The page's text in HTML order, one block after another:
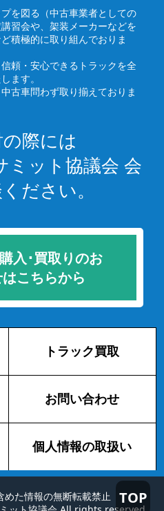
TOP
を図る（中古車業者としての
習会や、架装メーカーなどを
積極的に取り組んでおりま
頼・安心できるトラックを全
ます。
古車問わず取り揃えておりま
際には
ミット協議会 会
ださい。
入･買取りのお
こちらから
トラック買取
お問い合わせ
個人情報の取扱い
めた情報の無断転載禁止